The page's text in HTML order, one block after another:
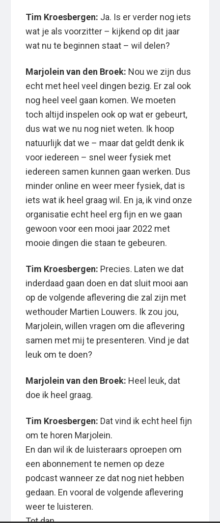
Tim Kroesbergen: Ja. Is er verder nog iets
wat je als voorzitter – kijkend op dit jaar
wat nu te beginnen staat – wil delen?
Marjolein van den Broek: Nou we zijn dus
echt met heel veel dingen bezig. Er zal ook
nog heel veel gaan komen. We moeten
toch altijd inspelen ook op wat er gebeurt,
dus wat we nu nog niet weten. Ik hoop
natuurlijk dat we – maar dat geldt denk ik
voor iedereen – snel weer fysiek met
iedereen samen kunnen gaan werken. Dus
minder online en weer meer fysiek, dat is
iets wat ik heel graag wil. En ja, ik vind onze
organisatie echt heel erg fijn en we gaan
gewoon voor een mooi jaar 2022 met
mooie dingen die staan te gebeuren.
Tim Kroesbergen: Precies. Laten we dat
inderdaad gaan doen en dat sluit mooi aan
op de volgende aflevering die zal zijn met
wethouder Martien Louwers. Ik zou jou,
Marjolein, willen vragen om die aflevering
samen met mij te presenteren. Vind je dat
leuk om te doen?
Marjolein van den Broek: Heel leuk, dat
doe ik heel graag.
Tim Kroesbergen: Dat vind ik echt heel fijn
om te horen Marjolein.
En dan wil ik de luisteraars oproepen om
een abonnement te nemen op deze
podcast wanneer ze dat nog niet hebben
gedaan. En vooral de volgende aflevering
weer te luisteren.